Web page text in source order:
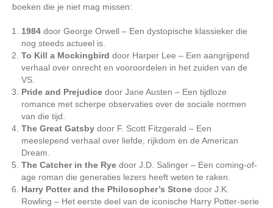
boeken die je niet mag missen:
1984 door George Orwell – Een dystopische klassieker die
nog steeds actueel is.
To Kill a Mockingbird door Harper Lee – Een aangrijpend
verhaal over onrecht en vooroordelen in het zuiden van de
VS.
Pride and Prejudice door Jane Austen – Een tijdloze
romance met scherpe observaties over de sociale normen
van die tijd.
The Great Gatsby door F. Scott Fitzgerald – Een
meeslepend verhaal over liefde, rijkdom en de American
Dream.
The Catcher in the Rye door J.D. Salinger – Een coming-of-
age roman die generaties lezers heeft weten te raken.
Harry Potter and the Philosopher’s Stone door J.K.
Rowling – Het eerste deel van de iconische Harry Potter-serie